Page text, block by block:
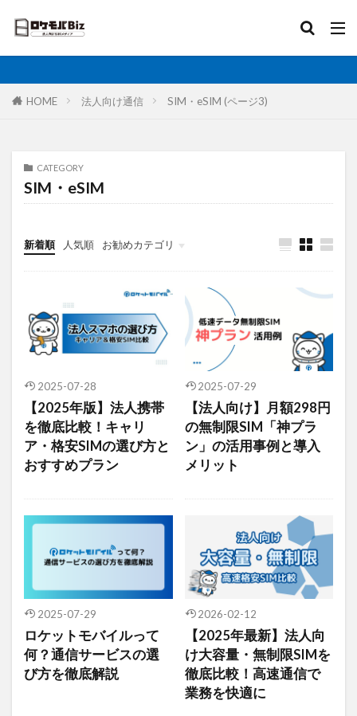
HOME 法人向け通信 SIM・eSIM (ページ3)
CATEGORY
SIM・eSIM
新着順 人気順 お勧めカテゴリ
2025-07-28
【2025年版】法人携帯
を徹底比較！キャリ
ア・格安SIMの選び方と
おすすめプラン
2025-07-29
【法人向け】月額298円
の無制限SIM「神プラ
ン」の活用事例と導入
メリット
2025-07-29
ロケットモバイルって
何？通信サービスの選
び方を徹底解説
2026-02-12
【2025年最新】法人向
け大容量・無制限SIMを
徹底比較！高速通信で
業務を快適に
比較 固定IP IoT 無制限 ロケットモバイル
タグ
AI 土木工事
大手キャリア
大容量プラン
再生エネルギー
レーザー測量
ルーター
リモートワーク
業務効率化
法人向け
ホームルーター
電気設備管理
量子コンピュータ
遠隔監視
道路管理
農業
車両管理 訪問介護
衛星測位
海上通信
蓄電池 絶縁監視
神プラン
監視カメラ
災害監視
ビルメンテナンス
VPN
Starlink
SpaceX SmartLogger
RTK
NFC NA02
LPWA
アパレル
iPhone iPad
ICT
Wi-Fi
アプリ開発
バッテリー監視
センサーカメラ
ネットワーク
トレイルカメラ
トイレ